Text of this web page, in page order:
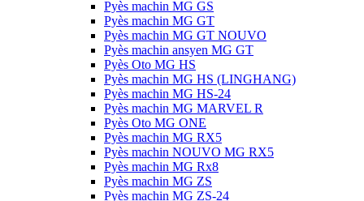
Pyès machin MG GS
Pyès machin MG GT
Pyès machin MG GT NOUVO
Pyès machin ansyen MG GT
Pyès Oto MG HS
Pyès machin MG HS (LINGHANG)
Pyès machin MG HS-24
Pyès machin MG MARVEL R
Pyès Oto MG ONE
Pyès machin MG RX5
Pyès machin NOUVO MG RX5
Pyès machin MG Rx8
Pyès machin MG ZS
Pyès machin MG ZS-24